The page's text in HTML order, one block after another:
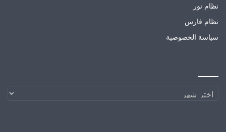
نظام نور
نظام فارس
سياسة الخصوصية
الارشيف